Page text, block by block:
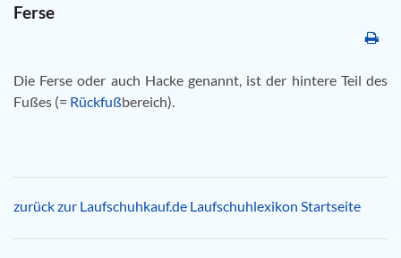
Ferse
Die Ferse oder auch Hacke genannt, ist der hintere Teil des
Fußes (= Rückfußbereich).
zurück zur Laufschuhkauf.de Laufschuhlexikon Startseite